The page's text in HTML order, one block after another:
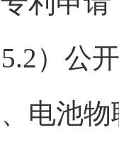
）公
电池